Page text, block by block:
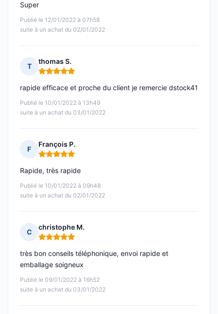
Publié le 12/01/2022 à 07h58
suite à un achat du 02/01/2022
Super
T
thomas S.
Note : 5 sur 5
Publié le 10/01/2022 à 13h49
suite à un achat du 03/01/2022
rapide efficace et proche du client je remercie dstock41
F
François P.
Note : 5 sur 5
Publié le 10/01/2022 à 09h48
suite à un achat du 02/01/2022
Rapide, très rapide
C
christophe M.
Note : 5 sur 5
Publié le 09/01/2022 à 16h52
suite à un achat du 03/01/2022
très bon conseils téléphonique, envoi rapide et
emballage soigneux